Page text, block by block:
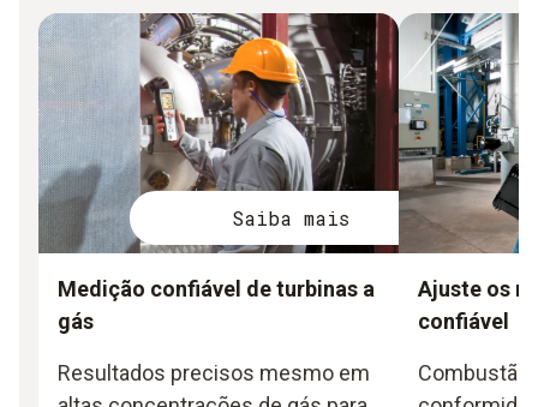
Saiba mais
Medição confiável de turbinas a
gás
Resultados precisos mesmo em
Ajuste os
confiável
Combustão